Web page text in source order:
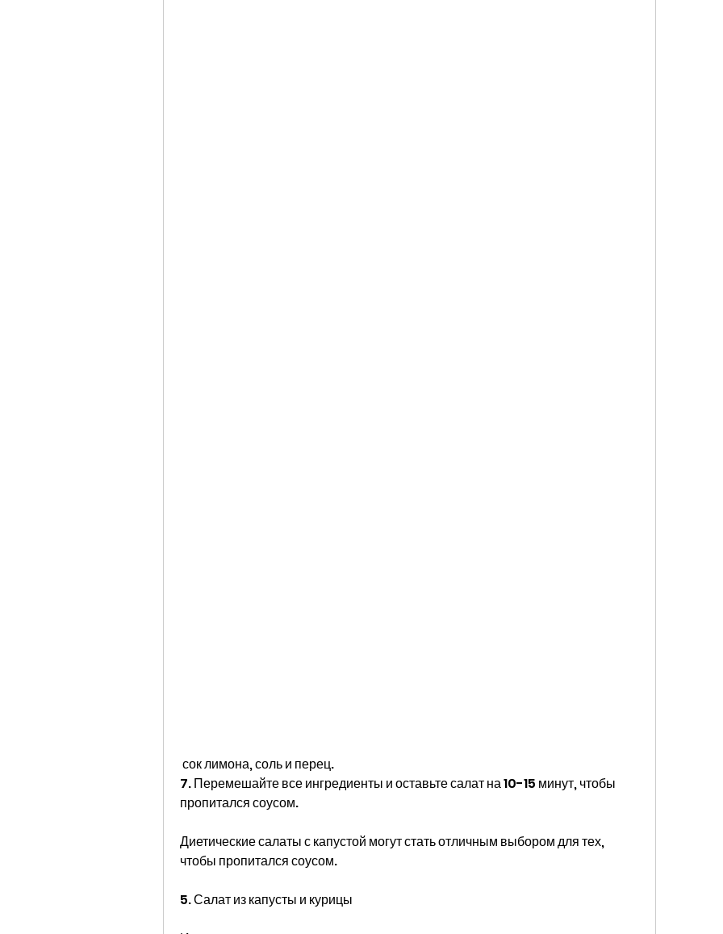
сок лимона, соль и перец.
7. Перемешайте все ингредиенты и оставьте салат на 10-15 минут, чтобы
пропитался соусом.
Диетические салаты с капустой могут стать отличным выбором для тех,
чтобы пропитался соусом.
5. Салат из капусты и курицы